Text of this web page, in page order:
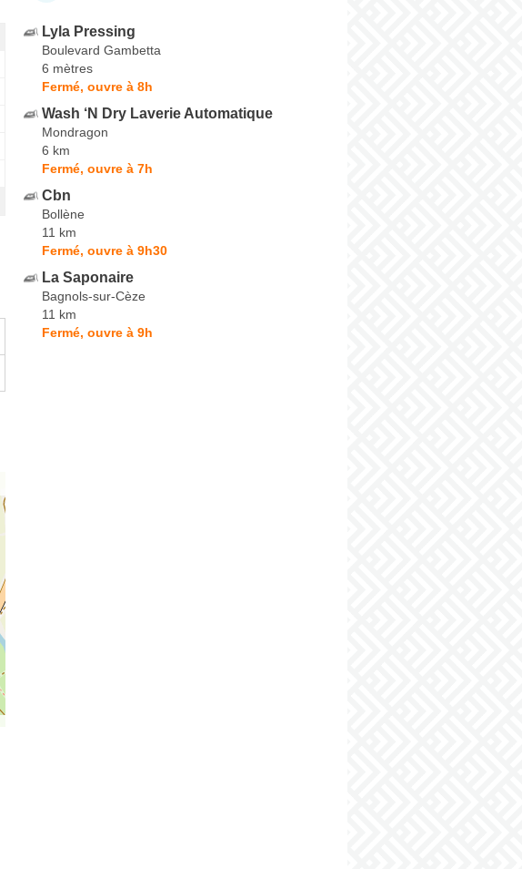
Lyla Pressing
Boulevard Gambetta
6 mètres
Fermé, ouvre à 8h
Wash ‘N Dry Laverie Automatique
Mondragon
6 km
Fermé, ouvre à 7h
Cbn
Bollène
11 km
Fermé, ouvre à 9h30
La Saponaire
Bagnols-sur-Cèze
11 km
Fermé, ouvre à 9h